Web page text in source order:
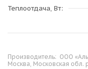
Теплоотдача, Вт
Производитель: ООО
Москва, Московская обл.